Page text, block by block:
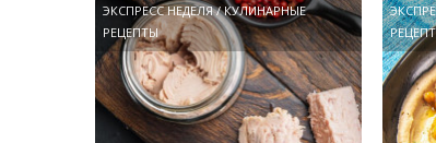
ЭКСПРЕСС НЕДЕЛЯ/КУЛИНАРНЫЕ
РЕЦЕПТЫ